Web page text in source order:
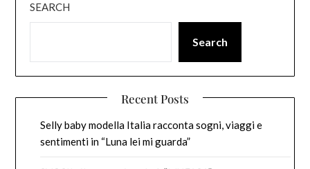
SEARCH
Search
Recent Posts
Selly baby modella Italia racconta sogni, viaggi e
sentimenti in “Luna lei mi guarda”